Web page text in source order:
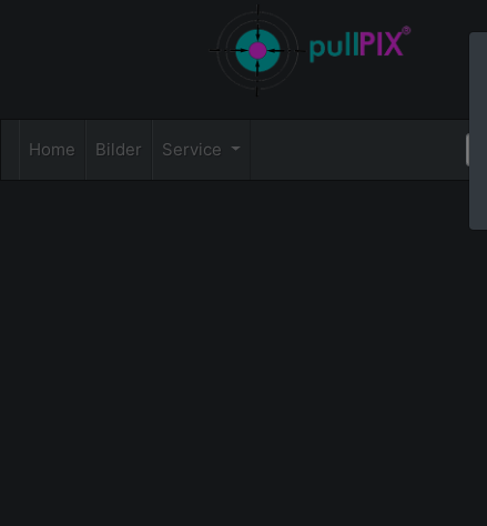
Home Bilder Service